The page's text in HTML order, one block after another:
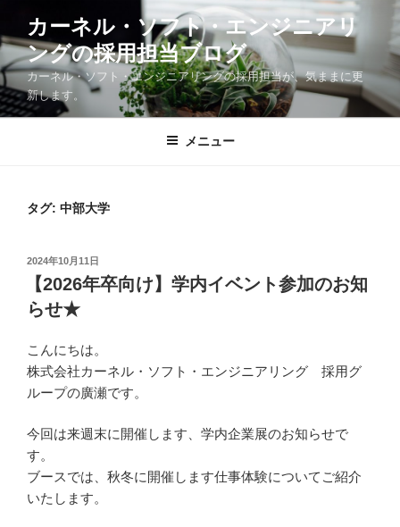
テ
ン
ツ
へ
カーネル・ソフト・エンジニアリ
ングの採用担当ブログ
カーネル・ソフト・エンジニアリングの採用担当が、気ままに更
新します。
メニュー
タグ: 中部大学
投
日:
2024年10月11日
【2026年卒向け】学内イベント参加のお知
らせ★
こんにちは。
株式会社カーネル・ソフト・エンジニアリング 採用グ
ループの廣瀬です。
今回は来週末に開催します、学内企業展のお知らせで
す。
ブースでは、秋冬に開催します仕事体験についてご紹介
いたします。